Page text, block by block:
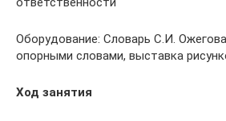
Оборудование: Словарь С.И.
опорными словами, выставка
Ход занятия